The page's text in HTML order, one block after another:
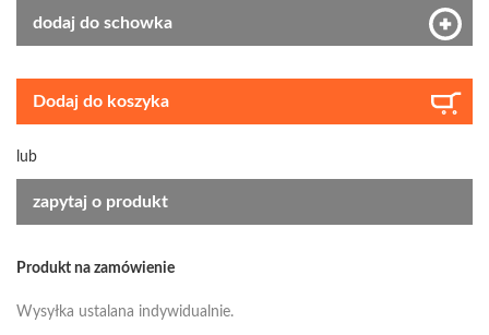
dodaj do schowka
Dodaj do koszyka
lub
zapytaj o produkt
Produkt na zamówienie
Wysyłka ustalana indywidualnie.